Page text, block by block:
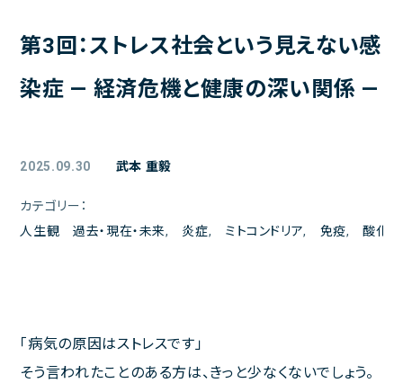
よくある質問
お問い合わせメールフォーム
医療トピックス
第3回：ストレス社会という見えない感
染症 ― 経済危機と健康の深い関係 ―
2025.09.30 武本 重毅
カテゴリー：
人生観 過去・現在・未来, 炎症, ミトコンドリア, 免疫,酸化ス
「病気の原因はストレスです」
そう言われたことのある方は、きっと少なくないでしょう。